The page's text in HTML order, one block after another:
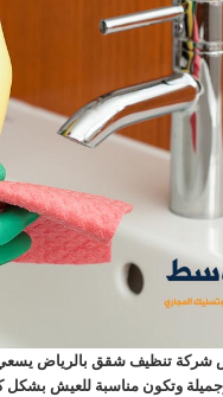
شركة تنظيف شقق بالرياض
وتكون مناسبة للعيش بشكل